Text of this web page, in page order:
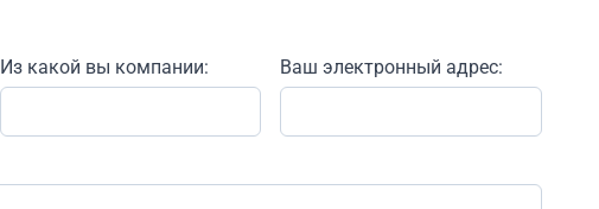
Из какой вы компании: Ваш электронный адрес: